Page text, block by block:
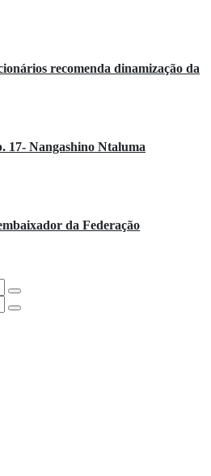
recomenda dinamização da
17- Nangashino Ntaluma
da Federação